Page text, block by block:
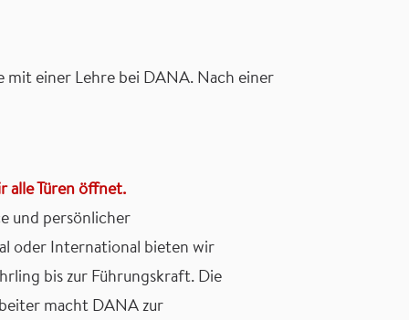
mit einer Lehre bei DANA. Nach einer
alle Türen öffnet.
und persönlicher
oder International bieten wir
bis zur Führungskraft. Die
macht DANA zur